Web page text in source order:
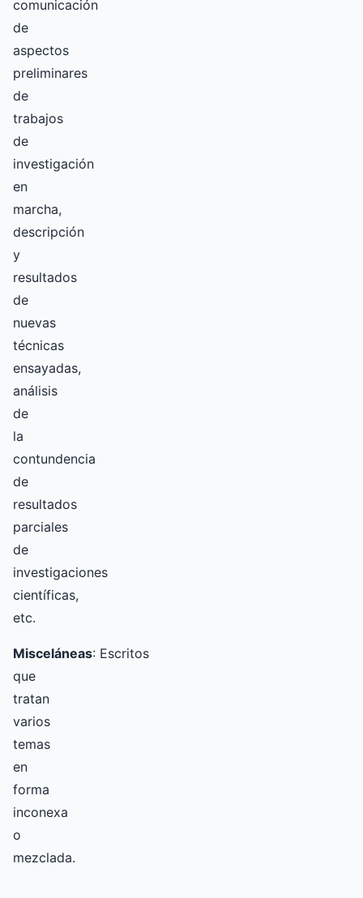
comunicación
de
aspectos
preliminares
de
trabajos
de
investigación
en
marcha,
descripción
y
resultados
de
nuevas
técnicas
ensayadas,
análisis
de
la
contundencia
de
resultados
parciales
de
investigaciones
científicas,
etc.
Misceláneas: Escritos
que
tratan
varios
temas
en
forma
inconexa
o
mezclada.